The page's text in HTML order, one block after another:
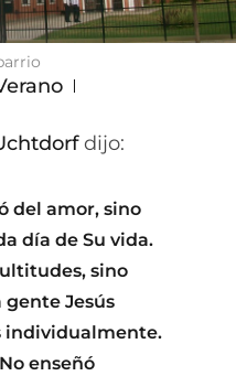
dijo:
del amor, sino
día de Su vida.
sino
Jesús
individualmente.
enseñó